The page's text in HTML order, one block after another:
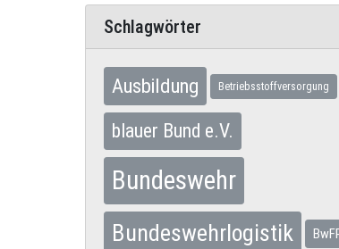
Schlagwörter
Ausbildung Betriebsstoffversorgung
blauer Bund e.V.
Bundeswehr
Bundeswehrlogistik